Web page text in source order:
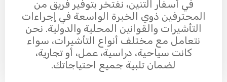
في أسفار التنين، نفتخر بتوفير فريق من
المحترفين ذوي الخبرة الواسعة في إجراءات
التأشيرات والقوانين المحلية والدولية. نحن
نتعامل مع مختلف أنواع التأشيرات، سواء
كانت سياحية، دراسية، عمل، أو تجارية،
لضمان تلبية جميع احتياجاتك.